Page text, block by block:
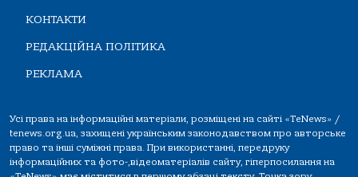
КОНТАКТИ
РЕДАКЦІЙНА ПОЛІТИКА
РЕКЛАМА
Усі права на інформаційні матеріали, розміщені на сайті «TeNews» /
tenews.org.ua, захищені українським законодавством про авторське
право та інші суміжні права. При використанні, передруку
інформаційних та фото-,відеоматеріалів сайту, гіперпосилання на